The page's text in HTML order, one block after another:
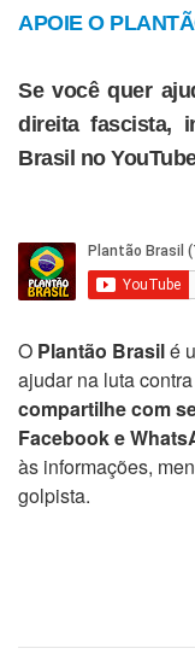
APOIE O
Se você quer
direita fascista,
Brasil no
O Plantão Brasilé
ajudar na luta
compartilhe com
Facebook e
às informações,
golpista.